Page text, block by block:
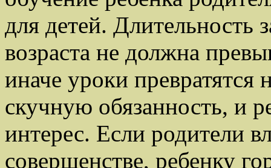
для детей. Длительность
возраста не должна
иначе уроки превратятся
скучную обязанность, и
интерес. Если родители
совершенстве, ребенку